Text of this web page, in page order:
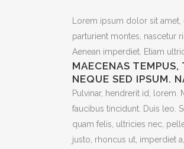
Lorem ipsum dolor sit
parturient montes, nascetur
Aenean imperdiet. Etiam
MAECENAS
NEQUE SED IPSUM.
Pulvinar, hendrerit id, lorem.
faucibus tincidunt. Duis leo.
quam felis, ultricies nec,
justo, rhoncus ut, imperdiet